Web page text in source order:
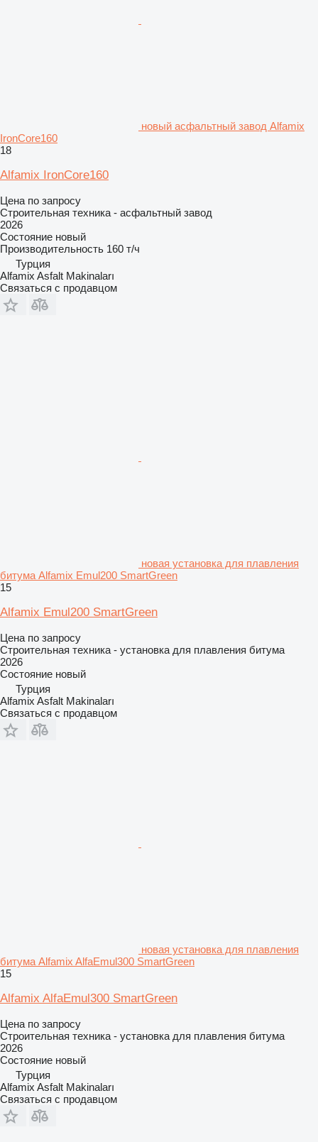
новый асфальтный завод Alfamix
IronCore160
18
Alfamix IronCore160
Цена по запросу
Строительная техника - асфальтный завод
2026
Состояние новый
Производительность 160 т/ч
Турция
Alfamix Asfalt Makinaları
Связаться с продавцом
новая установка для плавления
битума Alfamix Emul200 SmartGreen
15
Alfamix Emul200 SmartGreen
Цена по запросу
Строительная техника - установка для плавления битума
2026
Состояние новый
Турция
Alfamix Asfalt Makinaları
Связаться с продавцом
новая установка для плавления
битума Alfamix AlfaEmul300 SmartGreen
15
Alfamix AlfaEmul300 SmartGreen
Цена по запросу
Строительная техника - установка для плавления битума
2026
Состояние новый
Турция
Alfamix Asfalt Makinaları
Связаться с продавцом